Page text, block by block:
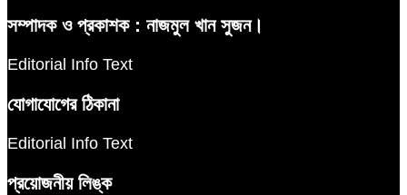
সম্পাদক ও প্রকাশক : নাজমুল খান সুজন।
Editorial Info Text
যোগাযোগের ঠিকানা
Editorial Info Text
প্রয়োজনীয় লিঙ্ক